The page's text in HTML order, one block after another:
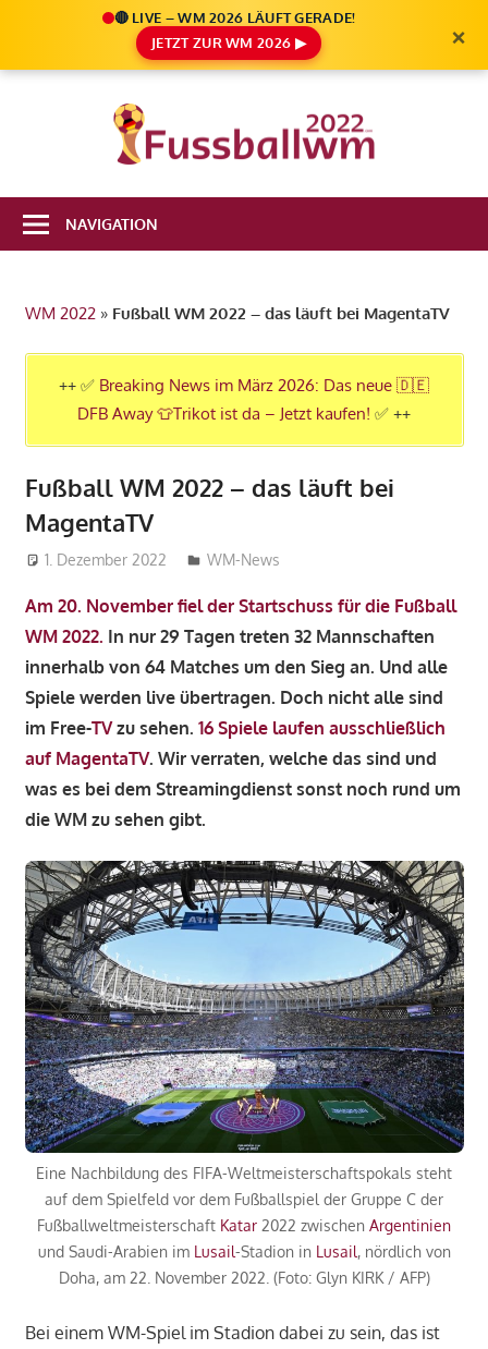
🔴 LIVE – WM 2026 LÄUFT GERADE!
JETZT ZUR WM 2026 ▶
×
Infos
2022
NAVIGATION
WM 2022» Fußball WM 2022 – das läuft bei MagentaTV
++ ✅ Breaking News im März 2026: Das neue 🇩🇪
DFB Away 👕Trikot ist da – Jetzt kaufen! ✅ ++
Fußball WM 2022 – das läuft bei
MagentaTV
1. Dezember 2022 admin_wm2022
WM-News
Am 20. November fiel der Startschuss für die Fußball
WM 2022. In nur 29 Tagen treten 32 Mannschaften
innerhalb von 64 Matches um den Sieg an. Und alle
Spiele werden live übertragen. Doch nicht alle sind
im Free-TVzu sehen. 16 Spiele laufen ausschließlich
auf MagentaTV. Wir verraten, welche das sind und
was es bei dem Streamingdienst sonst noch rund um
die WM zu sehen gibt.
Eine Nachbildung des FIFA-Weltmeisterschaftspokals steht
auf dem Spielfeld vor dem Fußballspiel der Gruppe C der
Fußballweltmeisterschaft Katar 2022 zwischen Argentinien
und Saudi-Arabien im Lusail-Stadion in Lusail, nördlich von
Doha, am 22. November 2022. (Foto: Glyn KIRK / AFP)
Bei einem WM-Spiel im Stadion dabei zu sein, das ist